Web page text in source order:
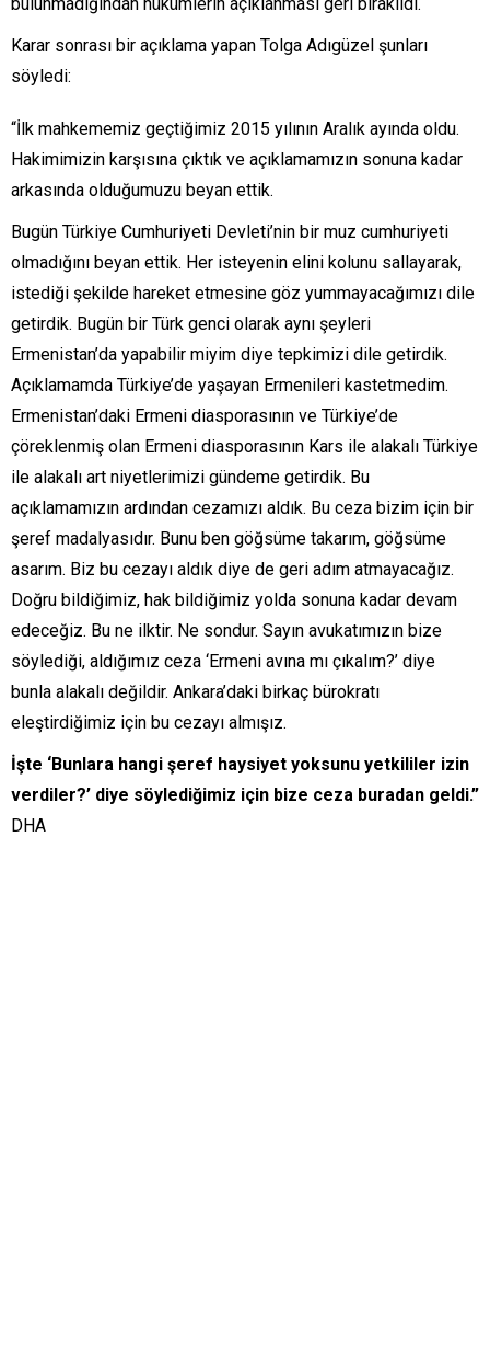
Karar sonrası bir açıklama yapan Tolga Adıgüzel şunları
söyledi:
“İlk mahkememiz geçtiğimiz 2015 yılının Aralık ayında oldu.
Hakimimizin karşısına çıktık ve açıklamamızın sonuna kadar
arkasında olduğumuzu beyan ettik.
Bugün Türkiye Cumhuriyeti Devleti’nin bir muz cumhuriyeti
olmadığını beyan ettik. Her isteyenin elini kolunu sallayarak,
istediği şekilde hareket etmesine göz yummayacağımızı dile
getirdik. Bugün bir Türk genci olarak aynı şeyleri
Ermenistan’da yapabilir miyim diye tepkimizi dile getirdik.
Açıklamamda Türkiye’de yaşayan Ermenileri kastetmedim.
Ermenistan’daki Ermeni diasporasının ve Türkiye’de
çöreklenmiş olan Ermeni diasporasının Kars ile alakalı Türkiye
ile alakalı art niyetlerimizi gündeme getirdik. Bu
açıklamamızın ardından cezamızı aldık. Bu ceza bizim için bir
şeref madalyasıdır. Bunu ben göğsüme takarım, göğsüme
asarım. Biz bu cezayı aldık diye de geri adım atmayacağız.
Doğru bildiğimiz, hak bildiğimiz yolda sonuna kadar devam
edeceğiz. Bu ne ilktir. Ne sondur. Sayın avukatımızın bize
söylediği, aldığımız ceza ‘Ermeni avına mı çıkalım?’ diye
bunla alakalı değildir. Ankara’daki birkaç bürokratı
eleştirdiğimiz için bu cezayı almışız.
İşte ‘Bunlara hangi şeref haysiyet yoksunu yetkililer izin
verdiler?’ diye söylediğimiz için bize ceza buradan geldi.”
DHA